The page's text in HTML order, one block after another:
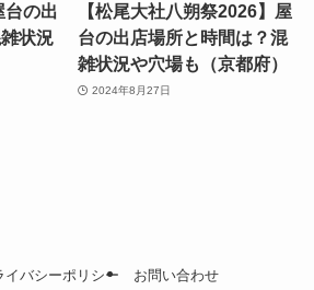
台の出
状況
【松尾大社八朔祭2026】屋
台の出店場所と時間は？混
雑状況や穴場も（京都府）
2024年8月27日
イバシーポリシー お問い合わせ